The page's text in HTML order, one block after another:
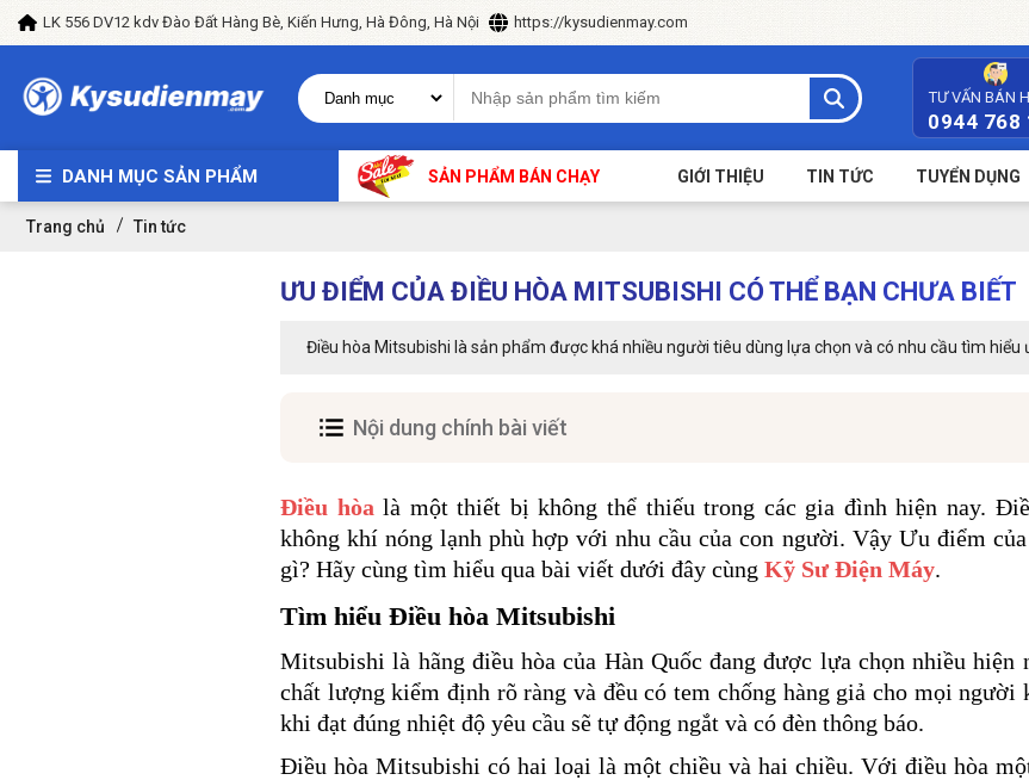
LK 556 DV12 kdv Đào Đất Hàng Bè, Kiến Hưng, Hà Đông, Hà Nội https://kysudienmay.com
TƯ VẤN BÁN
0944 768
DANH MỤC SẢN PHẨM SẢN PHẨM BÁN CHẠY GIỚI THIỆU TIN TỨC TUYỂN DỤNG
Trang chủ Tin tức
ƯU ĐIỂM CỦA ĐIỀU HÒA MITSUBISHI CÓ THỂ BẠN CHƯA BIẾT
Điều hòa Mitsubishi là sản phẩm được khá nhiều người tiêu dùng lựa chọn và có nhu cầu tìm hiểu
Nội dung chính bài viết
Điều hòa là một thiết bị không thể thiếu trong các gia đình hiện nay.
không khí nóng lạnh phù hợp với nhu cầu của con người. Vậy Ưu điểm
gì? Hãy cùng tìm hiểu qua bài viết dưới đây cùng Kỹ Sư Điện Máy.
Tìm hiểu Điều hòa Mitsubishi
Mitsubishi là hãng điều hòa của Hàn Quốc đang được lựa chọn nhiều hiện
chất lượng kiểm định rõ ràng và đều có tem chống hàng giả cho mọi người
khi đạt đúng nhiệt độ yêu cầu sẽ tự động ngắt và có đèn thông báo.
Điều hòa Mitsubishi có hai loại là một chiều và hai chiều. Với điều hòa